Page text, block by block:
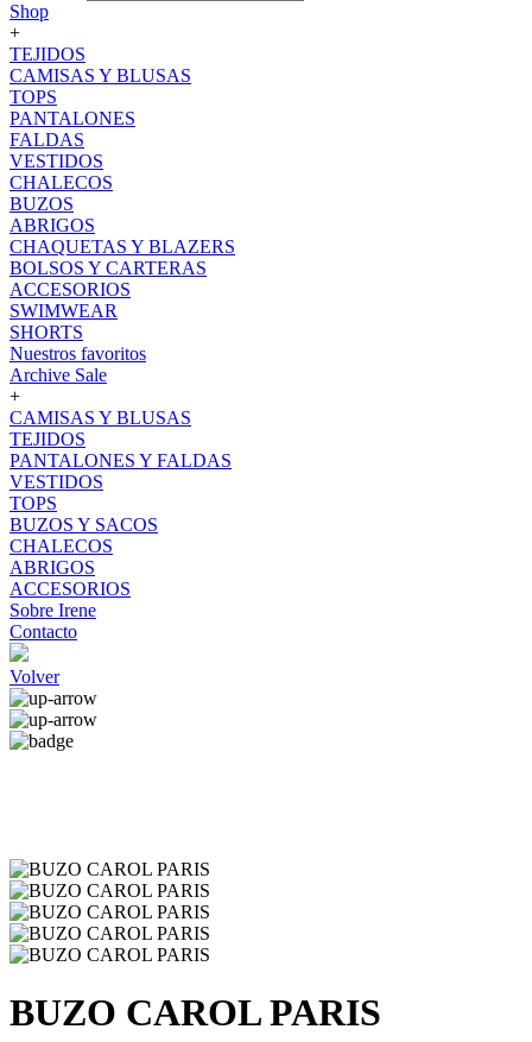
Shop
+
TEJIDOS
CAMISAS Y BLUSAS
TOPS
PANTALONES
FALDAS
VESTIDOS
CHALECOS
BUZOS
ABRIGOS
CHAQUETAS Y BLAZERS
BOLSOS Y CARTERAS
ACCESORIOS
SWIMWEAR
SHORTS
Nuestros favoritos
Archive Sale
+
CAMISAS Y BLUSAS
TEJIDOS
PANTALONES Y FALDAS
VESTIDOS
TOPS
BUZOS Y SACOS
CHALECOS
ABRIGOS
ACCESORIOS
Sobre Irene
Contacto
Volver
BUZO CAROL PARIS